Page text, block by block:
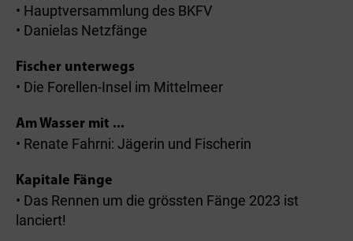
• Hauptversammlung des BKFV
• Danielas Netzfänge
Fischer unterwegs
• Die Forellen-Insel im Mittelmeer
Am Wasser mit ...
• Renate Fahrni: Jägerin und Fischerin
Kapitale Fänge
• Das Rennen um die grössten Fänge 2023 ist
lanciert!